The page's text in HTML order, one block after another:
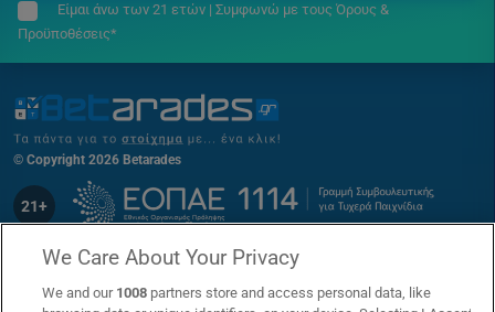
Είμαι άνω των 21 ετών | Συμφωνώ με τους Όρους &
Προϋποθέσεις*
© Copyright 2026 Betarades
21+
Κουπόνι Πάμε Στοίχημα
Κουπόνι Πάμε Στοίχημα
We Care About Your Privacy
We and our 1008 partners store and access personal data, like